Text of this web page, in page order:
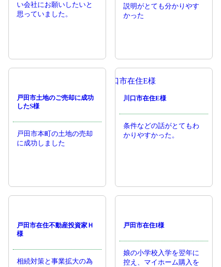
い会社にお願いしたいと
思っていました。
説明がとても分かりやす
かった
戸田市土地のご売却に成功
したS様
戸田市本町の土地の売却
に成功しました
川口市在住E様
条件などの話がとてもわ
かりやすかった。
戸田市在住不動産投資家Ｈ
様
相続対策と事業拡大の為
戸田市在住I様
娘の小学校入学を翌年に
控え、マイホーム購入を